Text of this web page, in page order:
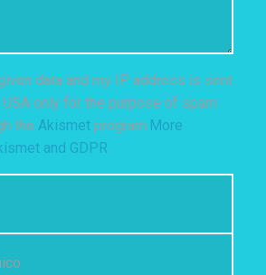
data and my IP address is sent
only for the purpose of spam
the Akismetprogram.More
and GDPR.